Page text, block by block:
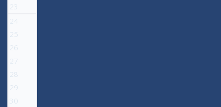
23
24
25
26
27
28
29
30